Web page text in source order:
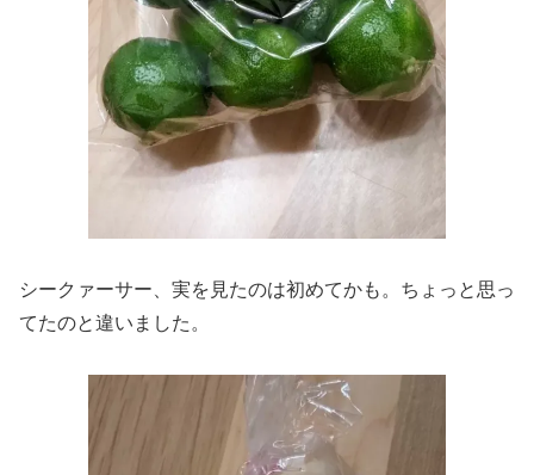
シークァーサー、実を見たのは初めてかも。ちょっと思っ
てたのと違いました。